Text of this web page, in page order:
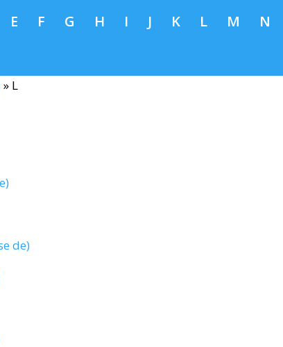
E F G H I J K L M N
» L
de)